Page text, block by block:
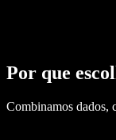
Por que
Combinamos dados,